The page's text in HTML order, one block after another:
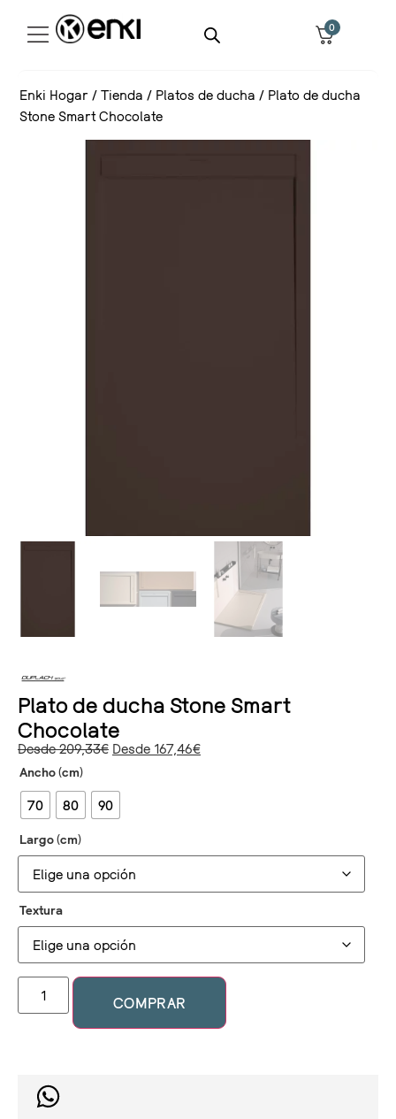
0
Enki Hogar / Tienda / Platos de ducha / Plato de ducha
Stone Smart Chocolate
Plato de ducha Stone Smart
Chocolate
Desde209,33€ Desde 167,46€
Ancho (cm)
70 80 90
Largo (cm)
Textura
COMPRAR